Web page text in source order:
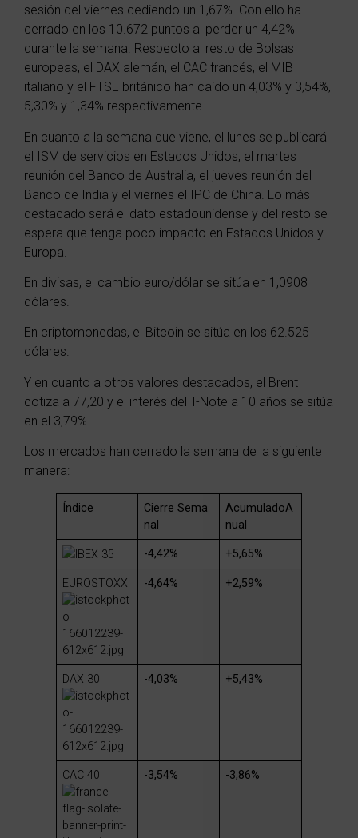
sesión del viernes cediendo un 1,67%. Con ello ha
cerrado en los 10.672 puntos al perder un 4,42%
durante la semana. Respecto al resto de Bolsas
europeas, el DAX alemán, el CAC francés, el MIB
italiano y el FTSE británico han caído un 4,03% y 3,54%,
5,30% y 1,34% respectivamente.
En cuanto a la semana que viene, el lunes se publicará
el ISM de servicios en Estados Unidos, el martes
reunión del Banco de Australia, el jueves reunión del
Banco de India y el viernes el IPC de China. Lo más
destacado será el dato estadounidense y del resto se
espera que tenga poco impacto en Estados Unidos y
Europa.
En divisas, el cambio euro/dólar se sitúa en 1,0908
dólares.
En criptomonedas, el Bitcoin se sitúa en los 62.525
dólares.
Y en cuanto a otros valores destacados, el Brent
cotiza a 77,20 y el interés del T-Note a 10 años se sitúa
en el 3,79%.
Los mercados han cerrado la semana de la siguiente
manera:
Índice CierreSema
nal
AcumuladoA
nual
IBEX 35 -4,42% +5,65%
EUROSTOXX -4,64% +2,59%
DAX 30 -4,03% +5,43%
CAC 40 -3,54% -3,86%